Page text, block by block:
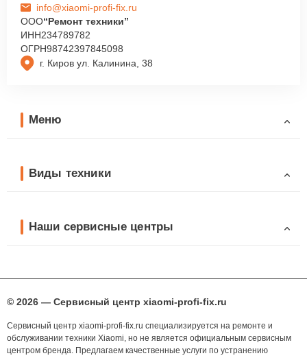
г. Киров ул. Калинина, 38
info@xiaomi-profi-fix.ru
ООО“Ремонт техники”
ИНН234789782
ОГРН98742397845098
Меню
Виды техники
Наши сервисные центры
© 2026 — Сервисный центр xiaomi-profi-fix.ru
Сервисный центр xiaomi-profi-fix.ru специализируется на ремонте и
обслуживании техники Xiaomi, но не является официальным сервисным
центром бренда. Предлагаем качественные услуги по устранению